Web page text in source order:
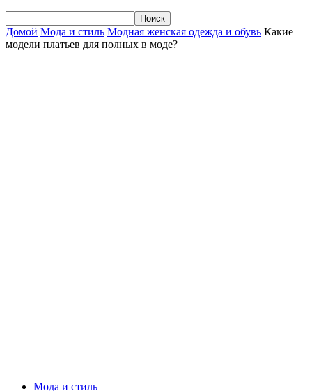
Домой Мода и стиль Модная женская одежда и обувь Какие
модели платьев для полных в моде?
Мода и стиль